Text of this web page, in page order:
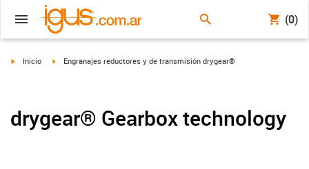
(0)
igus-icon-arrow-right
Inicio igus-icon-arrow-right
Engranajes reductores y de transmisión drygear®
drygear® Gearbox technology